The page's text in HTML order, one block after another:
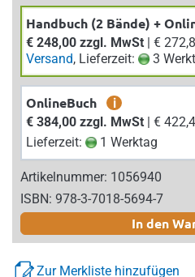
Handbuch (2 Bände) +
€ 248,00 zzgl. MwSt
| €
Versand, Lieferzeit: 3
OnlineBuch
i
€ 384,00 zzgl. MwSt
| €
Lieferzeit:
1 Werktag
Artikelnummer: 1056940
ISBN: 978-3-7018-5694-7
In den
Zur Merkliste hinzufügen